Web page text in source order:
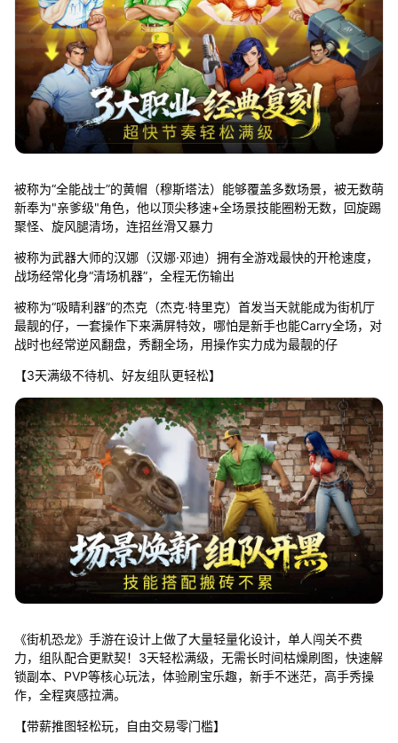
被称为“全能战士”的黄帽（穆斯塔法）能够覆盖多数场景，被无数萌
新奉为"亲爹级"角色，他以顶尖移速+全场景技能圈粉无数，回旋踢
聚怪、旋风腿清场，连招丝滑又暴力
被称为武器大师的汉娜（汉娜·邓迪）拥有全游戏最快的开枪速度，
战场经常化身“清场机器”，全程无伤输出
被称为“吸睛利器”的杰克（杰克·特里克）首发当天就能成为街机厅
最靓的仔，一套操作下来满屏特效，哪怕是新手也能Carry全场，对
战时也经常逆风翻盘，秀翻全场，用操作实力成为最靓的仔
【3天满级不待机、好友组队更轻松】
《街机恐龙》手游在设计上做了大量轻量化设计，单人闯关不费
力，组队配合更默契！3天轻松满级，无需长时间枯燥刷图，快速解
锁副本、PVP等核心玩法，体验刷宝乐趣，新手不迷茫，高手秀操
作，全程爽感拉满。
【带薪推图轻松玩，自由交易零门槛】